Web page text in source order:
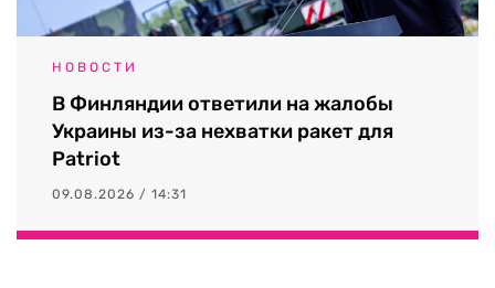
НОВОСТИ
В Финляндии ответили на жалобы
Украины из-за нехватки ракет для
Patriot
09.08.2026 / 14:31